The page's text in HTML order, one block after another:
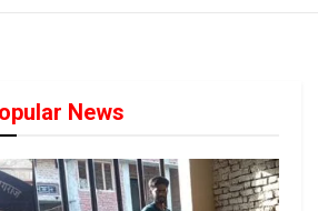
News